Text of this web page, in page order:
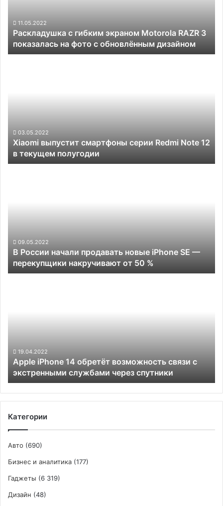
показалась
на
фото
с
11.05.2022
Раскладушка с гибким экраном Motorola RAZR 3
показалась на фото с обновлённым дизайном
текущем
полугодии
03.05.2022
Xiaomi выпустит смартфоны серии Redmi Note 12
в текущем полугодии
—
перекупщики
накручивают
от
09.05.2022
В России начали продавать новые iPhone SE —
перекупщики накручивают от 50 %
экстренными
службами
через
спутники
19.04.2022
Apple iPhone 14 обретёт возможность связи с
экстренными службами через спутники
Категории
Авто (690)
Бизнес и аналитика (177)
Гаджеты (6 319)
Дизайн (48)